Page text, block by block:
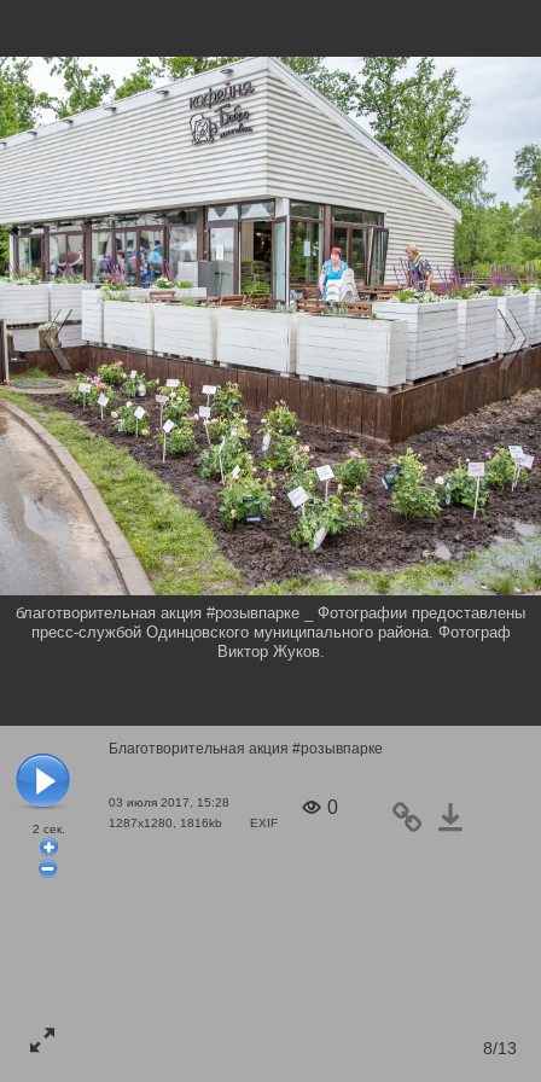
2 сек.
Благотворительная акция #розывпарке
03 июля 2017, 15:28
1287x1280, 1816kb
EXIF
0
8/13
благотворительная акция #розывпарке _ Фотографии предоставлены
пресс-службой Одинцовского муниципального района. Фотограф
Виктор Жуков.